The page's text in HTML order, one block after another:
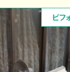
ビフ